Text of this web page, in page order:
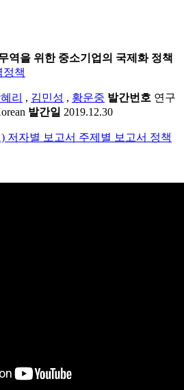
역을 위한 중소기업의 국제화 정책
정책
리 , 김민성 , 황운중 발간번호 연구
발간일 2019.12.30
저자별 보고서 주제별 보고서 정책